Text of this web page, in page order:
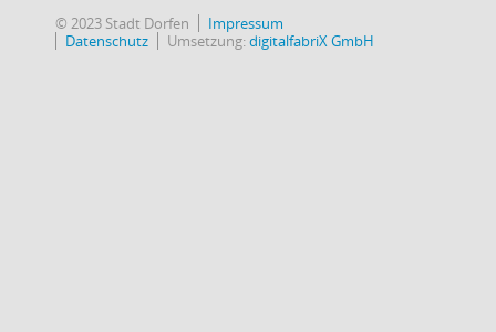
© 2023 Stadt Dorfen
Impressum
Datenschutz
Umsetzung:digitalfabriX GmbH